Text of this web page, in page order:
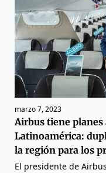
marzo 7, 2023
Airbus tiene
Latinoamérica:
la región para los
El presidente de